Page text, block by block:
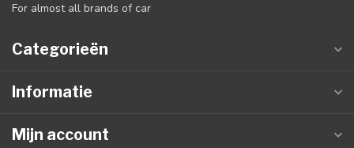
For almost all brands of car
Categorieën
Informatie
Mijn account